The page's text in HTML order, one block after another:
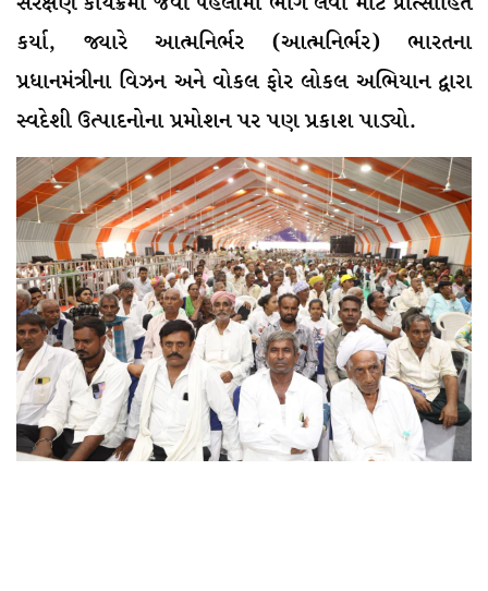
કર્યા, જ્યારે આત્મનિર્ભર (આત્મનિર્ભર) ભારતના
પ્રધાનમંત્રીના વિઝન અને વોકલ ફોર લોકલ અભિયાન દ્વારા
સ્વદેશી ઉત્પાદનોના પ્રમોશન પર પણ પ્રકાશ પાડ્યો.